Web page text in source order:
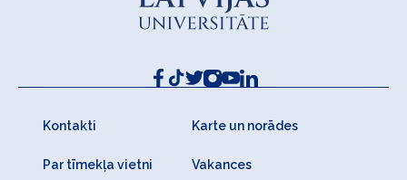
Kontakti Karte un norādes
Par tīmekļa vietni Vakances